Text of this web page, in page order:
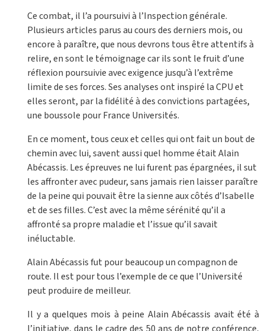
Ce combat, il l’a poursuivi à l’Inspection générale.
Plusieurs articles parus au cours des derniers mois, ou
encore à paraître, que nous devrons tous être attentifs à
relire, en sont le témoignage car ils sont le fruit d’une
réflexion poursuivie avec exigence jusqu’à l’extrême
limite de ses forces. Ses analyses ont inspiré la CPU et
elles seront, par la fidélité à des convictions partagées,
une boussole pour France Universités.
En ce moment, tous ceux et celles qui ont fait un bout de
chemin avec lui, savent aussi quel homme était Alain
Abécassis. Les épreuves ne lui furent pas épargnées, il sut
les affronter avec pudeur, sans jamais rien laisser paraître
de la peine qui pouvait être la sienne aux côtés d’Isabelle
et de ses filles. C’est avec la même sérénité qu’il a
affronté sa propre maladie et l’issue qu’il savait
inéluctable.
Alain Abécassis fut pour beaucoup un compagnon de
route. Il est pour tous l’exemple de ce que l’Université
peut produire de meilleur.
Il y a quelques mois à peine Alain Abécassis avait été à